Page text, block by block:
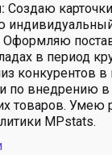
Создаю
Оформляю
в период
конкурентов
по внедрению в
товаров. Умею
MPstats.